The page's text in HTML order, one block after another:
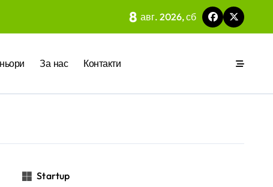
8 авг. 2026, сб
За нас Контакти
Startup